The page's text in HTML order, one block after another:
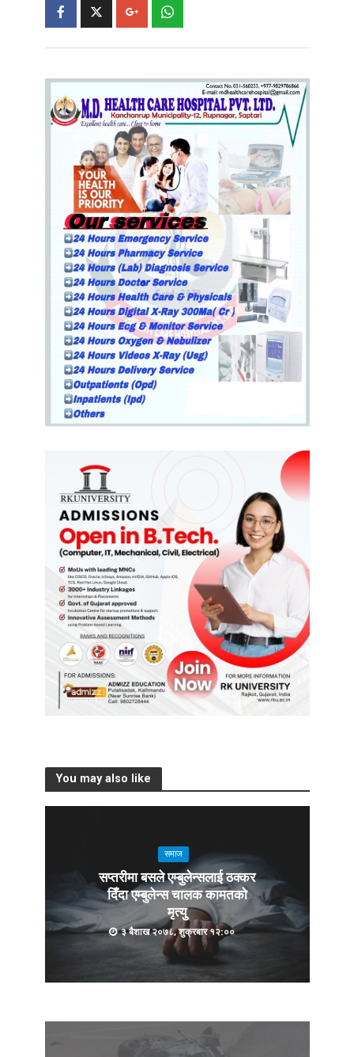
You may also like
समाज
सप्तरीमा बसले एम्बुलेन्सलाई ठक्कर
दिँदा एम्बुलेन्स चालक कामतको
मृत्यु
३ बैशाख २०७८, शुक्रबार १२:००